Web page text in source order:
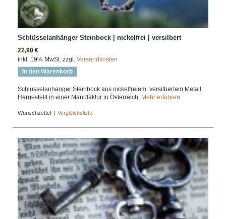
Schlüsselanhänger Steinbock | nickelfrei | versilbert
22,90 €
inkl. 19% MwSt. zzgl. Versandkosten
In den Warenkorb
Schlüsselanhänger Steinbock aus nickelfreiem, versilbertem Metall.
Hergestellt in einer Manufaktur in Österreich. Mehr erfahren
Wunschzettel | Vergleichsliste